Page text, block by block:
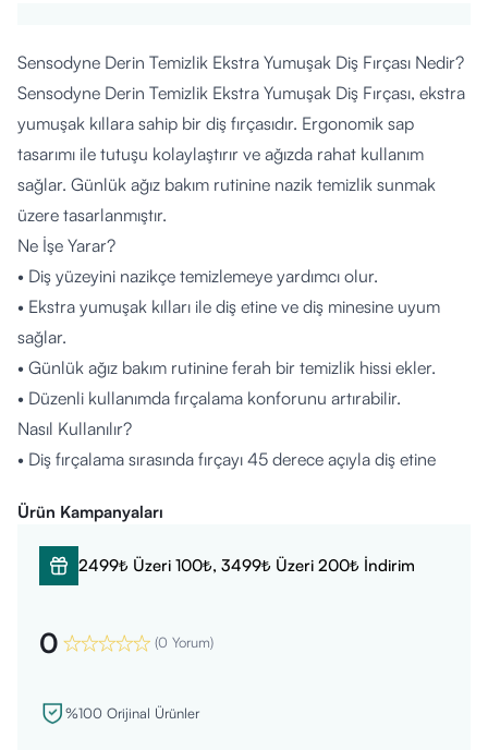
Sensodyne Derin Temizlik Ekstra Yumuşak Diş Fırçası Nedir?
Sensodyne Derin Temizlik Ekstra Yumuşak Diş Fırçası, ekstra
yumuşak kıllara sahip bir diş fırçasıdır. Ergonomik sap
tasarımı ile tutuşu kolaylaştırır ve ağızda rahat kullanım
sağlar. Günlük ağız bakım rutinine nazik temizlik sunmak
üzere tasarlanmıştır.
Ne İşe Yarar?
• Diş yüzeyini nazikçe temizlemeye yardımcı olur.
• Ekstra yumuşak kılları ile diş etine ve diş minesine uyum
sağlar.
• Günlük ağız bakım rutinine ferah bir temizlik hissi ekler.
• Düzenli kullanımda fırçalama konforunu artırabilir.
Nasıl Kullanılır?
• Diş fırçalama sırasında fırçayı 45 derece açıyla diş etine
• Nazik dairesel hareketlerle tüm diş yüzeylerini fırçalayın.
• 2 dakika boyunca fırçalamayı hedefleyin.
• Günde iki kez, sabah ve akşam düzenli olarak kullanın.
• 12 yaş ve üzeri bireyler.
• Günlük ağız bakım rutinine nazik temizlik eklemek isteyen
Ürün Kampanyaları
2499₺ Üzeri 100₺, 3499₺ Üzeri 200₺ İndirim
0 (0 Yorum)
%100 Orijinal Ürünler